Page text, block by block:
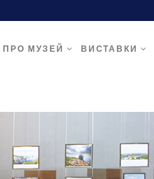
ПРО МУЗЕЙ ВИСТАВКИ